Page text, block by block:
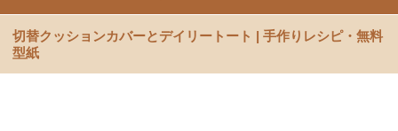
切替クッションカバーとデイリートート | 手作りレシピ・無料
型紙